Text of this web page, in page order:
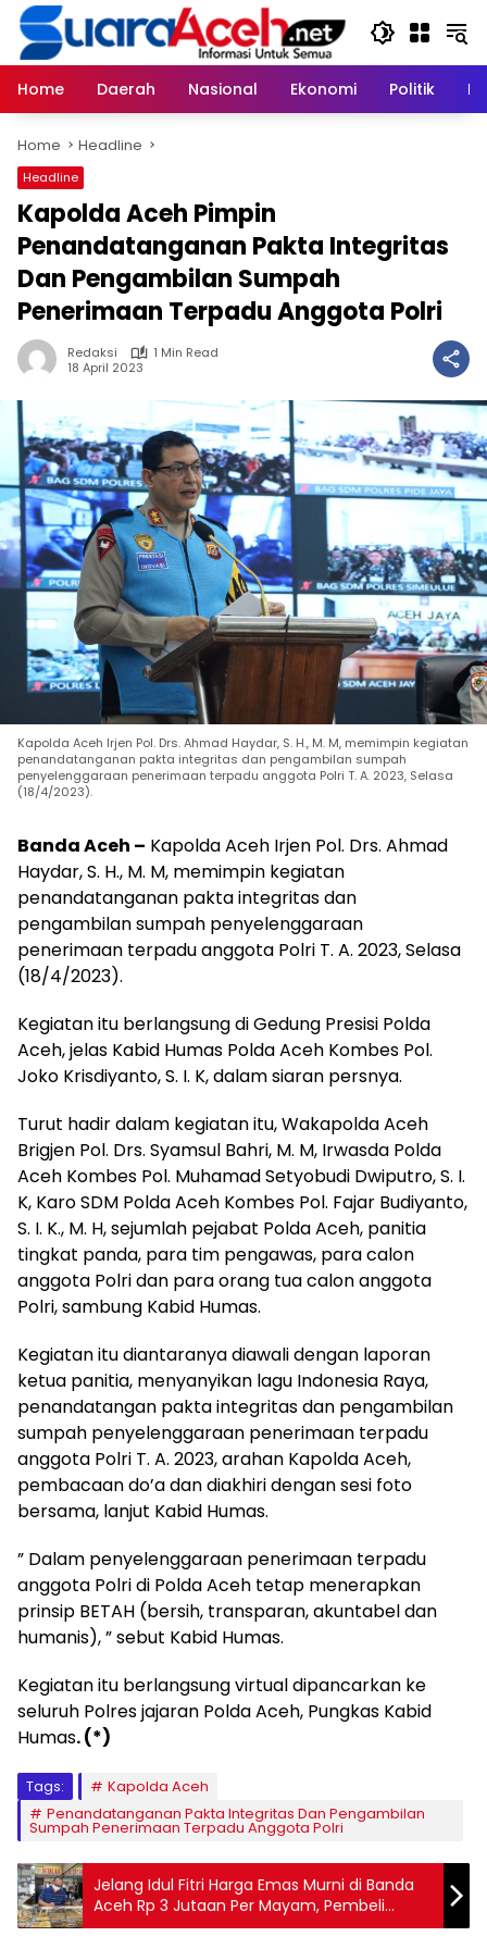
Skip
content
Home
Daerah Nasional Ekonomi Politik
Home Headline
Headline
Kapolda Aceh Pimpin
Penandatanganan Pakta Integritas
Dan Pengambilan Sumpah
Penerimaan Terpadu Anggota Polri
Redaksi
1 Min Read
18 April 2023
Kapolda Aceh Irjen Pol. Drs. Ahmad Haydar, S. H., M. M, memimpin kegiatan
penandatanganan pakta integritas dan pengambilan sumpah
penyelenggaraan penerimaan terpadu anggota Polri T. A. 2023, Selasa
(18/4/2023).
Banda Aceh – Kapolda Aceh Irjen Pol. Drs. Ahmad
Haydar, S. H., M. M, memimpin kegiatan
penandatanganan pakta integritas dan
pengambilan sumpah penyelenggaraan
penerimaan terpadu anggota Polri T. A. 2023, Selasa
(18/4/2023).
Kegiatan itu berlangsung di Gedung Presisi Polda
Aceh, jelas Kabid Humas Polda Aceh Kombes Pol.
Joko Krisdiyanto, S. I. K, dalam siaran persnya.
Turut hadir dalam kegiatan itu, Wakapolda Aceh
Brigjen Pol. Drs. Syamsul Bahri, M. M, Irwasda Polda
Aceh Kombes Pol. Muhamad Setyobudi Dwiputro, S. I.
K, Karo SDM Polda Aceh Kombes Pol. Fajar Budiyanto,
S. I. K., M. H, sejumlah pejabat Polda Aceh, panitia
tingkat panda, para tim pengawas, para calon
anggota Polri dan para orang tua calon anggota
Polri, sambung Kabid Humas.
Kegiatan itu diantaranya diawali dengan laporan
ketua panitia, menyanyikan lagu Indonesia Raya,
penandatangan pakta integritas dan pengambilan
sumpah penyelenggaraan penerimaan terpadu
anggota Polri T. A. 2023, arahan Kapolda Aceh,
pembacaan do’a dan diakhiri dengan sesi foto
bersama, lanjut Kabid Humas.
” Dalam penyelenggaraan penerimaan terpadu
anggota Polri di Polda Aceh tetap menerapkan
prinsip BETAH (bersih, transparan, akuntabel dan
humanis), ” sebut Kabid Humas.
Kegiatan itu berlangsung virtual dipancarkan ke
seluruh Polres jajaran Polda Aceh, Pungkas Kabid
Humas. (*)
Tags:
Kapolda Aceh
Penandatanganan Pakta Integritas Dan Pengambilan
Sumpah Penerimaan Terpadu Anggota Polri
Jelang Idul Fitri Harga Emas Murni di Banda
Aceh Rp 3 Jutaan Per Mayam, Pembeli
Tetap Meningkat